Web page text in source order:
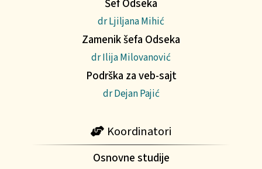
Šef Odseka
dr Ljiljana Mihić
Zamenik šefa Odseka
dr Ilija Milovanović
Podrška za veb-sajt
dr Dejan Pajić
Koordinatori
Osnovne studije